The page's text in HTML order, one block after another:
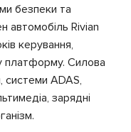
безпеки та
автомобіль Rivian
керування,
платформу. Силова
системи ADAS,
зарядні